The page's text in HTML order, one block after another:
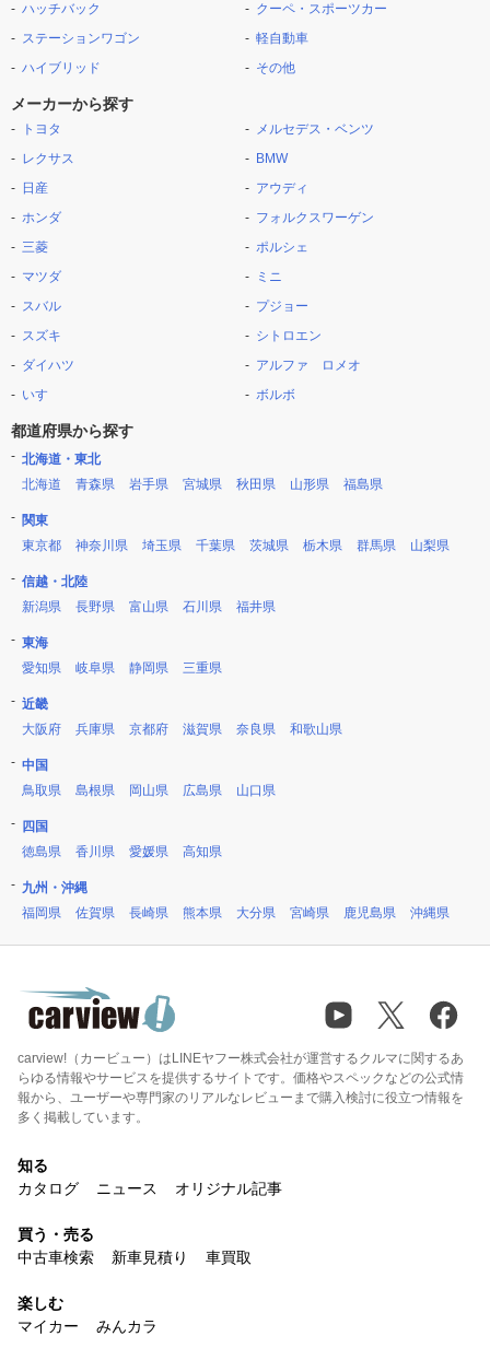
ハッチバック
ステーションワゴン
ハイブリッド
クーペ・スポーツカー
軽自動車
その他
メーカーから探す
トヨタ
レクサス
日産
ホンダ
三菱
マツダ
スバル
スズキ
ダイハツ
いすゞ
メルセデス・ベンツ
BMW
アウディ
フォルクスワーゲン
ポルシェ
ミニ
プジョー
シトロエン
アルファ ロメオ
ボルボ
都道府県から探す
北海道・東北
北海道
青森県 岩手県 宮城県 秋田県 山形県 福島県
関東
東京都
神奈川県 埼玉県 千葉県 茨城県 栃木県 群馬県 山梨県
信越・北陸
新潟県
長野県 富山県 石川県 福井県
東海
愛知県
岐阜県 静岡県 三重県
近畿
大阪府
兵庫県 京都府 滋賀県 奈良県 和歌山県
中国
鳥取県
島根県 岡山県 広島県 山口県
四国
徳島県
香川県 愛媛県 高知県
九州・沖縄
福岡県
佐賀県 長崎県 熊本県 大分県 宮崎県 鹿児島県 沖縄県
carview!（カービュー）はLINEヤフー株式会社が運営するクルマに関するあ
らゆる情報やサービスを提供するサイトです。価格やスペックなどの公式情
報から、ユーザーや専門家のリアルなレビューまで購入検討に役立つ情報を
多く掲載しています。
知る
カタログ
ニュース オリジナル記事
買う・売る
中古車検索
新車見積り 車買取
楽しむ
マイカー
みんカラ